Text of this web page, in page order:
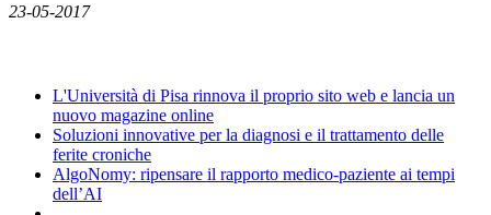
23-05-2017
L'Università di Pisa rinnova il proprio sito web e lancia un
nuovo magazine online
Soluzioni innovative per la diagnosi e il trattamento delle
ferite croniche
AlgoNomy: ripensare il rapporto medico-paziente ai tempi
dell’AI